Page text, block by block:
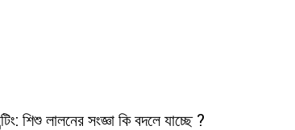
শিশু লালনের সংজ্ঞা কি বদলে যাচ্ছে ?